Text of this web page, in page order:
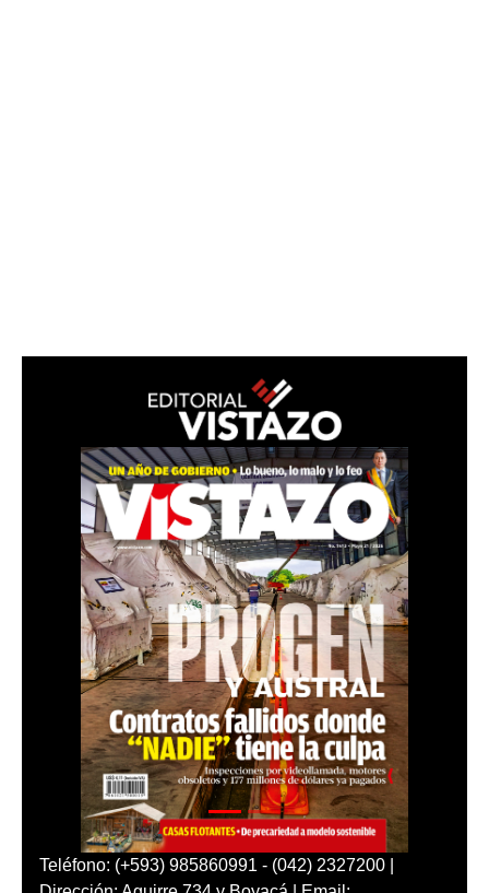
Teléfono: (+593) 985860991 - (042) 2327200 |